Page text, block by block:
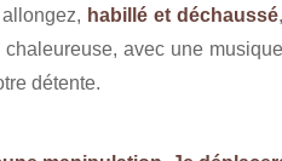
habillé et déchaussé
chaleureuse, avec une
détente.